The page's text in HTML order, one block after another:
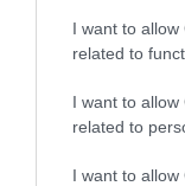
I want to
related to
I want to
related to
I want to
Compartir
Compartir